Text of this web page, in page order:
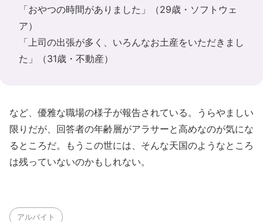
「おやつの時間がありました」（29歳・ソフトウェ
ア）
「上司の出張が多く、いろんなお土産をいただきまし
た」（31歳・不動産）
など、優雅な職場の様子が報告されている。うらやましい
限りだが、回答者の年齢層がアラサーと高めなのが気にな
るところだ。もうこの世には、そんな天国のようなところ
は残っていないのかもしれない。
アルバイト